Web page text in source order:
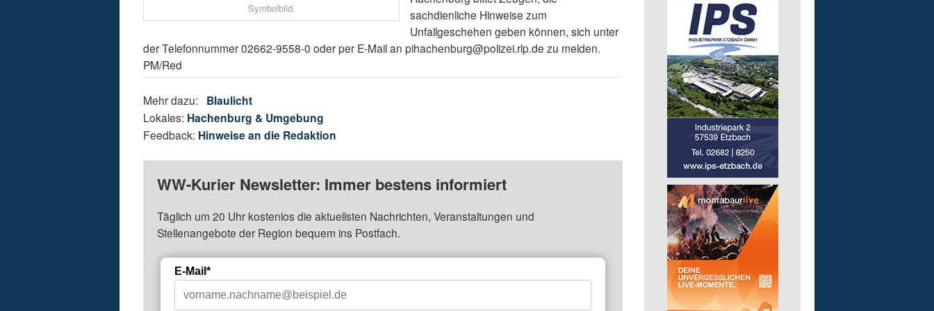
Symbolbild.
sachdienliche Hinweise zum
Unfallgeschehen geben können, sich unter
der Telefonnummer 02662-9558-0 oder per E-Mail an pihachenburg@polizei.rlp.de zu melden.
PM/Red
Mehr dazu: Blaulicht
Lokales: Hachenburg & Umgebung
Feedback: Hinweise an die Redaktion
WW-Kurier Newsletter: Immer bestens informiert
Täglich um 20 Uhr kostenlos die aktuellsten Nachrichten, Veranstaltungen und
Stellenangebote der Region bequem ins Postfach.
E-Mail*